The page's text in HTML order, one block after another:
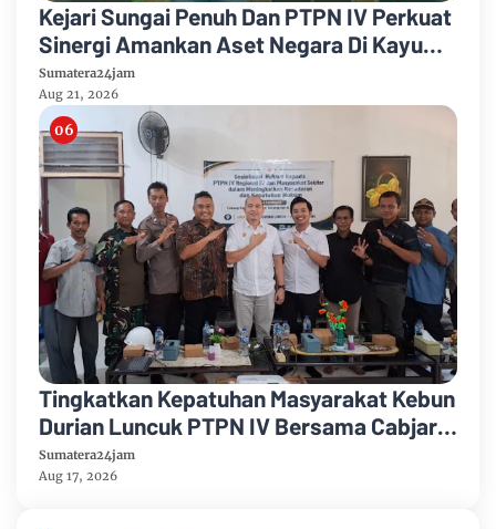
Kejari Sungai Penuh Dan PTPN IV Perkuat
Sinergi Amankan Aset Negara Di Kayu
Aro
Sumatera24jam
Aug 21, 2026
Tingkatkan Kepatuhan Masyarakat Kebun
Durian Luncuk PTPN IV Bersama Cabjari
Batanghari Gelar Sosialisasi Hukum
Sumatera24jam
Aug 17, 2026